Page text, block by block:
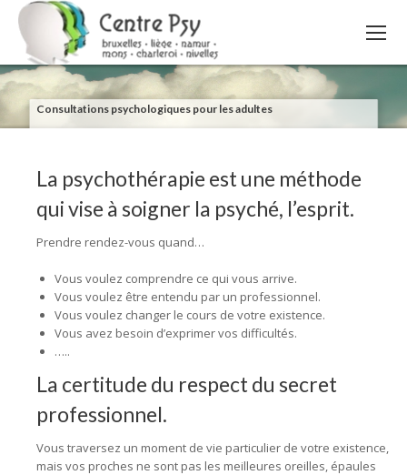
Consultations psychologiques pour les adultes
La psychothérapie est une méthode
qui vise à soigner la psyché, l’esprit.
Prendre rendez-vous quand…
Vous voulez comprendre ce qui vous arrive.
Vous voulez être entendu par un professionnel.
Vous voulez changer le cours de votre existence.
Vous avez besoin d’exprimer vos difficultés.
…..
La certitude du respect du secret
professionnel.
Vous traversez un moment de vie particulier de votre existence,
mais vos proches ne sont pas les meilleures oreilles, épaules